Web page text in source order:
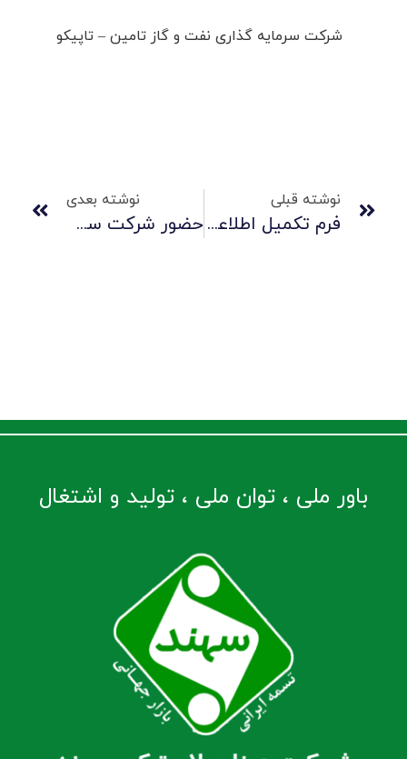
شرکت سرمایه گذاری نفت و گاز تامین – تاپیکو
نوشته قبلی
فرم تکمیل اطلاعات سهامداران شرکت صنایع لاستیکی سهند
نوشته بعدی
حضور شرکت سهند در هشتمین نمایشگاه بین المللی سیمان، بتن، تکنولوژیهای ساخت و ماشین آلات وابسته
باور ملی ، توان ملی ، تولید و اشتغال